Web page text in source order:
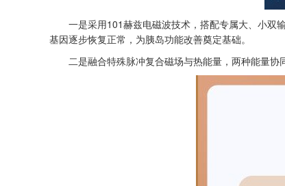
一是采用101赫兹电磁波技术，搭配专属大、小双
基因逐步恢复正常，为胰岛功能改善奠定基础。
二是融合特殊脉冲复合磁场与热能量，两种能量